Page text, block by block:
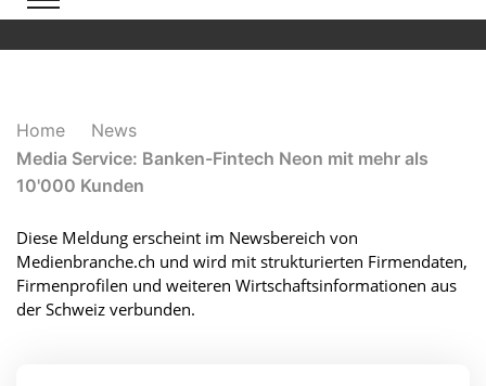
Home
News
Media Service: Banken-Fintech Neon mit mehr als
10'000 Kunden
Diese Meldung erscheint im Newsbereich von
Medienbranche.ch und wird mit strukturierten Firmendaten,
Firmenprofilen und weiteren Wirtschaftsinformationen aus
der Schweiz verbunden.